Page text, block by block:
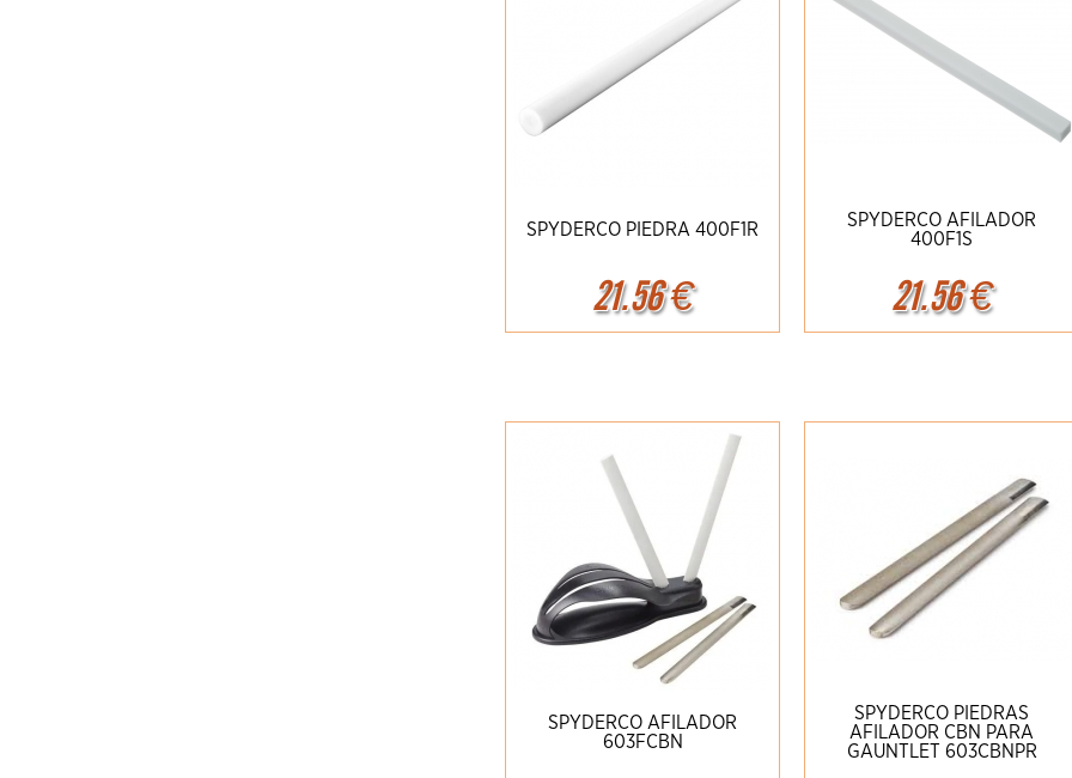
SPYDERCO PIEDRA 400F1R
21.56€
Ampliar Detalles
SPYDERCO AFILADOR
400F1S
21.56€
Ampliar Detalles
SPYDERCO AFILADOR
603FCBN
SPYDERCO PIEDRAS
AFILADOR CBN PARA
GAUNTLET 603CBNPR